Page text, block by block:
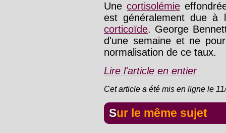
Une cortisolémie
est généralement due à
corticoïde. George
d'une semaine et ne
normalisation de ce taux.
Lire l'article en entier
Cet article a été mis en ligne le
Sur le même sujet